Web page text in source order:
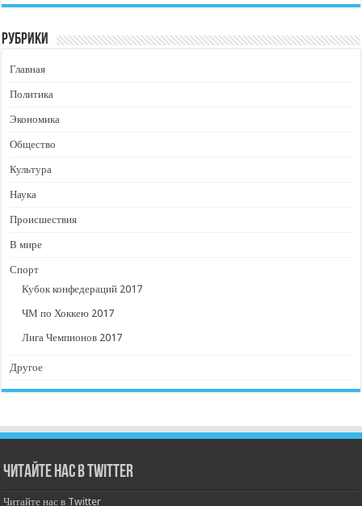
Рубрики
Главная
Политика
Экономика
Общество
Культура
Наука
Происшествия
В мире
Спорт
Кубок конфедераций 2017
ЧМ по Хоккею 2017
Лига Чемпионов 2017
Другое
Читайте нас в Twitter
Читайте нас в Twitter